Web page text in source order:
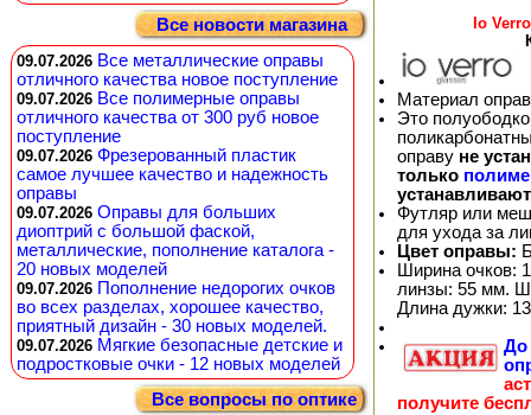
Все новости магазина
09.07.2026 Все металлические оправы
отличного качества новое поступление
09.07.2026 Все полимерные оправы
отличного качества от 300 руб новое
поступление
09.07.2026 Фрезерованный пластик
самое лучшее качество и надежность
оправы
09.07.2026 Оправы для больших
диоптрий с большой фаской,
металлические, пополнение каталога -
20 новых моделей
09.07.2026 Пополнение недорогих очков
во всех разделах, хорошее качество,
приятный дизайн - 30 новых моделей.
09.07.2026 Мягкие безопасные детские и
подростковые очки - 12 новых моделей
Все вопросы по оптике
Io
Материал
Это
оправу не
только
Футляр или
для ухода за
Цвет оправы:
Ширина очков:
линзы: 55 мм.
Длина дужки:
До
получите